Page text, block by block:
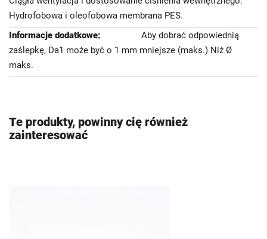
Hydrofobowa i oleofobowa membrana PES.
Aby dobrać odpowiednią
zaślepkę, Da1 może być o 1 mm mniejsze (maks.) Niż Ø
maks.
Te produkty, powinny cię również
zainteresować